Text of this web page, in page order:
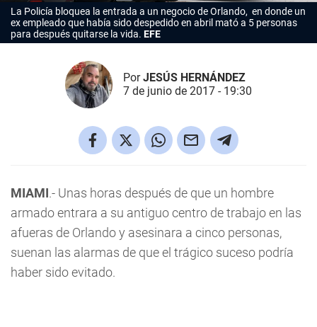
La Policía bloquea la entrada a un negocio de Orlando, en donde un
ex empleado que había sido despedido en abril mató a 5 personas
para después quitarse la vida. EFE
PorJESÚS HERNÁNDEZ
7 de junio de 2017 - 19:30
MIAMI.- Unas horas después de que un hombre
armado entrara a su antiguo centro de trabajo en las
afueras de Orlando y asesinara a cinco personas,
suenan las alarmas de que el trágico suceso podría
haber sido evitado.